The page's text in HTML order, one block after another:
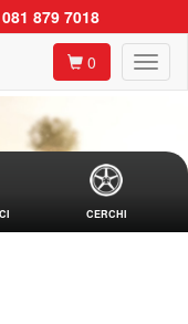
081 879 7018
0
CERCHI